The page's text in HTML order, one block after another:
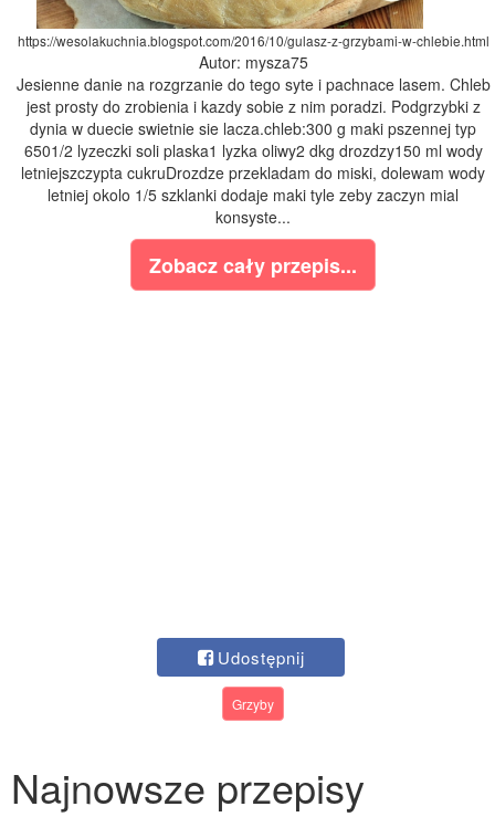
https://wesolakuchnia.blogspot.com/2016/10/gulasz-z-grzybami-w-chlebie.html
Autor: mysza75
Jesienne danie na rozgrzanie do tego syte i pachnace lasem. Chleb
jest prosty do zrobienia i kazdy sobie z nim poradzi. Podgrzybki z
dynia w duecie swietnie sie lacza.chleb:300 g maki pszennej typ
6501/2 lyzeczki soli plaska1 lyzka oliwy2 dkg drozdzy150 ml wody
letniejszczypta cukruDrozdze przekladam do miski, dolewam wody
letniej okolo 1/5 szklanki dodaje maki tyle zeby zaczyn mial
konsyste...
Zobacz cały przepis...
Udostępnij
Grzyby
Najnowsze przepisy